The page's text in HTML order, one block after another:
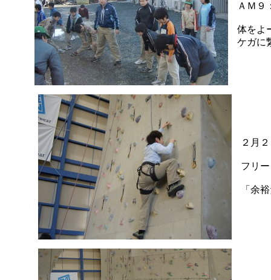
ＡＭ９
体をよ
ケガに
２月
フリ
「余